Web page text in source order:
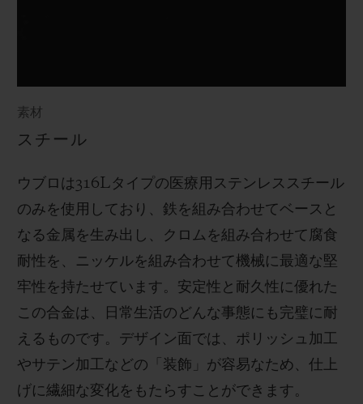
素材
スチール
ウブロは316L タイプの医療用ステンレススチール
のみを使用しており、鉄を組み合わせてベースと
なる金属を生み出し、クロムを組み合わせて腐食
耐性を、ニッケルを組み合わせて機械に最適な堅
牢性を持たせています。安定性と耐久性に優れた
この合金は、日常生活のどんな事態にも完璧に耐
えるものです。 デザイン面では、ポリッシュ加工
やサテン加工などの「装飾」が容易なため、仕上
げに繊細な変化をもたらすことができます。